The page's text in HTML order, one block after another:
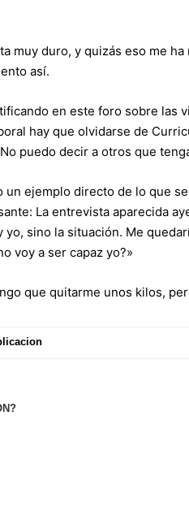
muy duro, y quizás eso me
así.
en este foro sobre las
hay que olvidarse de
puedo decir a otros que
un ejemplo directo de lo que
La entrevista aparecida
yo, sino la situación. Me
voy a ser capaz yo?»
que quitarme unos kilos,